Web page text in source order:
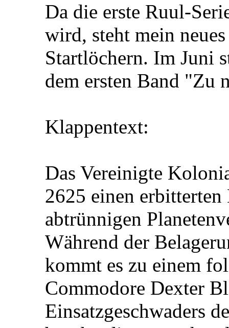
Da die erste Ruul-
wird, steht mein
Startlöchern. Im Juni
dem ersten Band "Zu
Klappentext:
Das Vereinigte
2625 einen
abtrünnigen
Während der
kommt es zu einem
Commodore Dexter
Einsatzgeschwaders